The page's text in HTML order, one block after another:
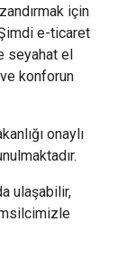
için
e-ticaret
seyahat el
konforun
onaylı
ulaşabilir,